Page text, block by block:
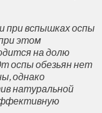
при вспышках оспы
этом
на долю
оспы обезьян нет
однако
натуральной